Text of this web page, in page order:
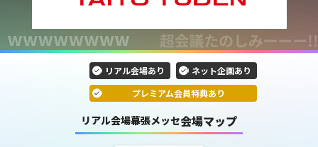
リアル会場あり
ネット企画あり
プレミアム会員特典あり
リアル会場幕張メッセ会場マップ